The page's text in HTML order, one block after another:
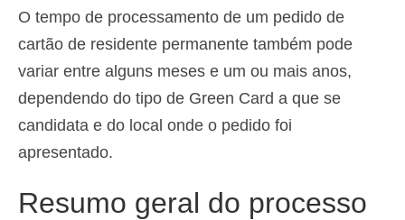
Ελληνικά(Grego )
עברית
Magyar(Húngaro)
한국어(Coreano
O tempo de processamento de um pedido de
cartão de residente permanente também pode
variar entre alguns meses e um ou mais anos,
dependendo do tipo de Green Card a que se
candidata e do local onde o pedido foi
apresentado.
Resumo geral do processo